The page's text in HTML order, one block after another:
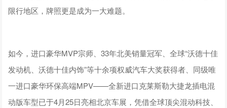
限行地区，牌照更是成为一大难题。
如今，进口豪华MVP宗师、33年北美销量冠军、全球“沃德十佳
发动机、沃德十佳内饰”等十余项权威汽车大奖获得者、同级唯
一进口豪华环保高端MPV——全新进口克莱斯勒大捷龙插电混
动版车型已于4月25日亮相北京车展，凭借全球顶尖混动科技、